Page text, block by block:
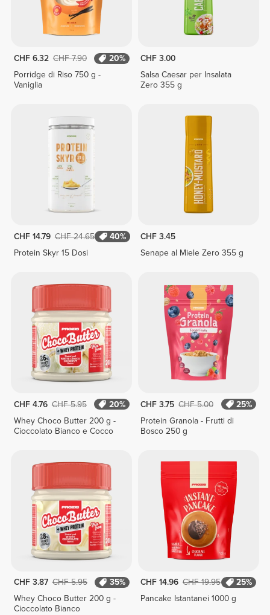
CHF 6.32 CHF 7.90
20%
Porridge di Riso 750 g -
Vaniglia
CHF 3.00
Salsa Caesar per Insalata
Zero 355 g
CHF 14.79 CHF 24.65
40%
Protein Skyr 15 Dosi
CHF 3.45
Senape al Miele Zero 355 g
CHF 4.76 CHF 5.95
20%
Whey Choco Butter 200 g -
Cioccolato Bianco e Cocco
CHF 3.75 CHF 5.00
25%
Protein Granola - Frutti di
Bosco 250 g
CHF 3.87 CHF 5.95
35%
Whey Choco Butter 200 g -
Cioccolato Bianco
CHF 14.96 CHF 19.95
25%
Pancake Istantanei 1000 g